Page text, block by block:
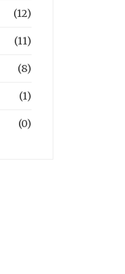
(12)
(11)
(8)
(1)
(0)